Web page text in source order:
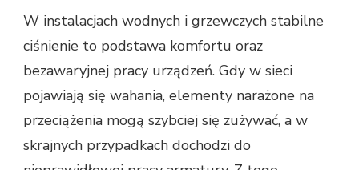
W instalacjach wodnych i grzewczych stabilne
ciśnienie to podstawa komfortu oraz
bezawaryjnej pracy urządzeń. Gdy w sieci
pojawiają się wahania, elementy narażone na
przeciążenia mogą szybciej się zużywać, a w
skrajnych przypadkach dochodzi do